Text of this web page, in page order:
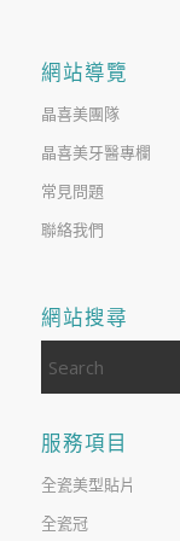
網站導覽
晶喜美團隊
晶喜美牙醫專欄
常見問題
聯絡我們
網站搜尋
服務項目
全瓷美型貼片
全瓷冠